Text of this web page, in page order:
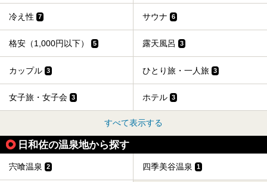
すめ温浴施設をご紹介します！
冷え性 7 サウナ 6
格安（1,000円以下） 5 露天風呂 3
カップル 3 ひとり旅・一人旅 3
女子旅・女子会 3 ホテル 3
すべて表示する
日和佐の温泉地から探す
宍喰温泉 2 四季美谷温泉 1